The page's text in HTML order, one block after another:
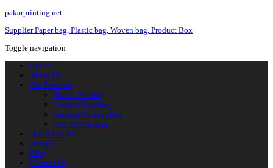
pakarprinting.net
Supplier Paper bag, Plastic bag, Woven bag, Product Box
Toggle navigation
HOME
About Us
Our Products
Plastic Printing
Custom Paperbag
Custom Product Box
Non Woven Bag
QUOTATION
Design
Blog
Contact Us